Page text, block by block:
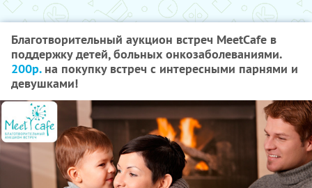
Благотворительный аукцион встреч MeetCafe в
поддержку детей, больных онкозаболеваниями.
200р.на покупку встреч с интересными парнями и
девушками!